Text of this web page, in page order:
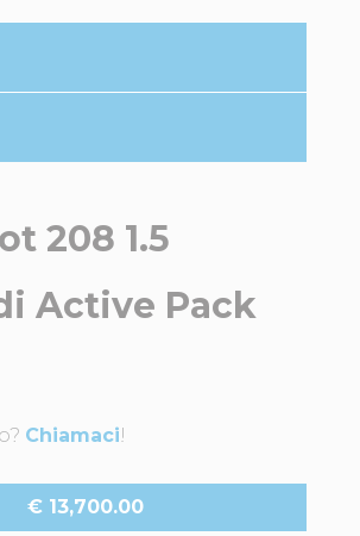
208 1.5
Active Pack
Chiamaci!
€ 13,700.00